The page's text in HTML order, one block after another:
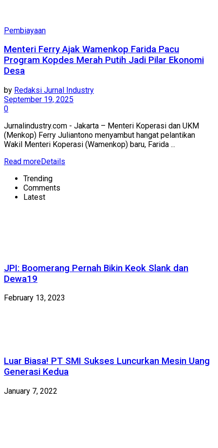
Pembiayaan
Menteri Ferry Ajak Wamenkop Farida Pacu
Program Kopdes Merah Putih Jadi Pilar Ekonomi
Desa
by Redaksi Jurnal Industry
September 19, 2025
0
Jurnalindustry.com - Jakarta – Menteri Koperasi dan UKM
(Menkop) Ferry Juliantono menyambut hangat pelantikan
Wakil Menteri Koperasi (Wamenkop) baru, Farida ...
Read moreDetails
Trending
Comments
Latest
JPI: Boomerang Pernah Bikin Keok Slank dan
Dewa19
February 13, 2023
Luar Biasa! PT SMI Sukses Luncurkan Mesin Uang
Generasi Kedua
January 7, 2022